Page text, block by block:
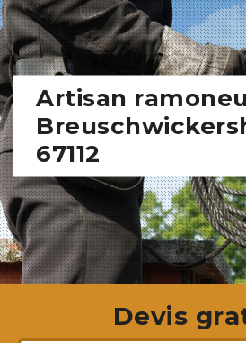
Artisan
67112
Devis